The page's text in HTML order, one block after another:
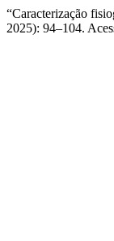
“Caracterização
2025): 94–104.